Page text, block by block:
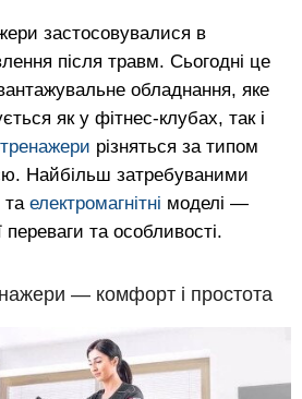
застосовувалися в
після травм. Сьогодні це
обладнання, яке
як у фітнес-клубах, так і
різняться за типом
Найбільш затребуваними
та електромагнітні моделі —
та особливості.
— комфорт і простота